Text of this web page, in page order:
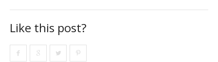
Like this post?